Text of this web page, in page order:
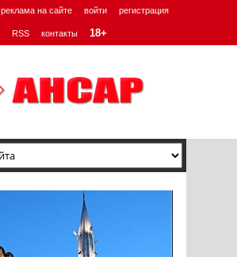
реклама на сайте войти регистрация
RSS контакты 18+